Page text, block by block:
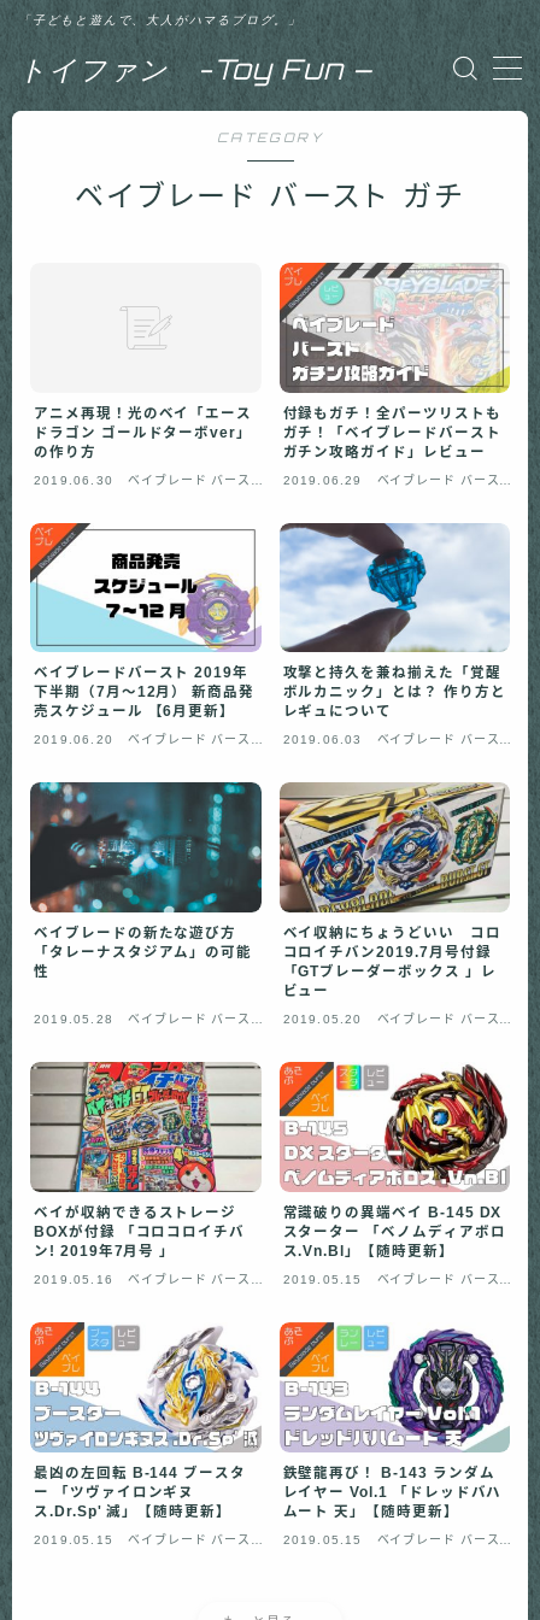
トイファン -Toy Fun –
「子どもと遊んで、大人がハマるブログ。」
MENU
【記事一覧】初心者向け
【記事一覧】ベイブレード バースト 超ゼツ
【記事一覧】ベイブレード バースト GT（ガ
チ）
【記事一覧】体験談
「トイファン」について
お問い合わせ
CATEGORY
ベイブレード バースト ガチ
アニメ再現！光のベイ「エース
ドラゴン ゴールドターボver」
の作り方
2019.06.30
ベイブレード バースト
付録もガチ！全パーツリストも
ガチ！「ベイブレードバースト
ガチン攻略ガイド」レビュー
2019.06.29
ベイブレード バースト
ベイブレードバースト 2019年
下半期（7月〜12月） 新商品発
売スケジュール 【6月更新】
2019.06.20
ベイブレード バースト
攻撃と持久を兼ね揃えた「覚醒
ボルカニック」とは？ 作り方と
レギュについて
2019.06.03
ベイブレード バースト
ベイブレードの新たな遊び方
「タレーナスタジアム」の可能
性
2019.05.28
ベイブレード バースト
ベイ収納にちょうどいい コロ
コロイチバン2019.7月号付録
「GTブレーダーボックス 」レ
ビュー
2019.05.20
ベイブレード バースト
ベイが収納できるストレージ
BOXが付録 「コロコロイチバ
ン! 2019年7月号 」
2019.05.16
ベイブレード バースト
常識破りの異端ベイ B-145 DX
スターター 「ベノムディアボロ
ス.Vn.Bl」【随時更新】
2019.05.15
ベイブレード バースト
最凶の左回転 B-144 ブースタ
ー 「ツヴァイロンギヌ
ス.Dr.Sp' 滅」【随時更新】
2019.05.15
ベイブレード バースト
鉄壁龍再び！ B-143 ランダム
レイヤー Vol.1 「ドレッドバハ
ムート 天」【随時更新】
2019.05.15
ベイブレード バースト